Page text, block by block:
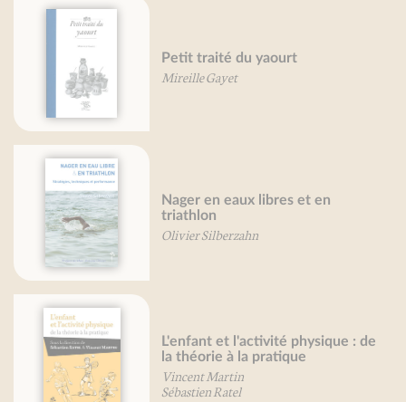
Petit traité du yaourt
Mireille Gayet
Nager en eaux libres et en
triathlon
Olivier Silberzahn
L'enfant et l'activité physique : de
la théorie à la pratique
Vincent Martin
Sébastien Ratel